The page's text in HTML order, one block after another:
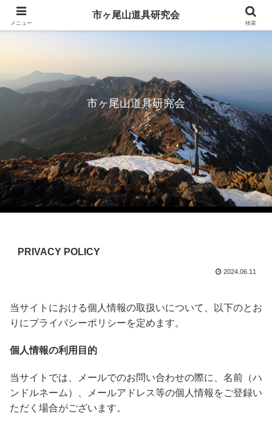
市ヶ尾山道具研究会
PRIVACY POLICY
2024.06.11
当サイトにおける個人情報の取扱いについて、以下のとお
りにプライバシーポリシーを定めます。
個人情報の利用目的
当サイトでは、メールでのお問い合わせの際に、名前（ハ
ンドルネーム）、メールアドレス等の個人情報をご登録い
ただく場合がございます。
メニュー
市ヶ尾山道具研究会
検索